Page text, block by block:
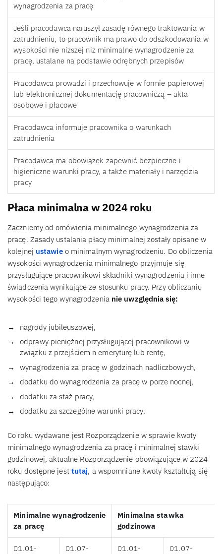
wynagrodzenia za pracę
Jeśli pracodawca naruszył zasadę równego traktowania w
zatrudnieniu, to pracownik ma prawo do odszkodowania w
wysokości nie niższej niż minimalne wynagrodzenie za
pracę, ustalane na podstawie odrębnych przepisów
Pracodawca prowadzi i przechowuje w formie papierowej
lub elektronicznej dokumentację pracowniczą – akta
osobowe i płacowe
Pracodawca informuje pracownika o warunkach
zatrudnienia
Pracodawca ma obowiązek zapewnić bezpieczne i
higieniczne warunki pracy, a także materiały i narzędzia
pracy
Płaca minimalna w 2024 roku
Zaczniemy od omówienia minimalnego wynagrodzenia za
pracę. Zasady ustalania płacy minimalnej zostały opisane w
kolejnej ustawieo minimalnym wynagrodzeniu. Do obliczenia
wysokości wynagrodzenia minimalnego przyjmuje się
przysługujące pracownikowi składniki wynagrodzenia i inne
świadczenia wynikające ze stosunku pracy. Przy obliczaniu
wysokości tego wynagrodzenianie uwzględnia się:
nagrody jubileuszowej,
odprawy pieniężnej przysługującej pracownikowi w
związku z przejściem n emeryturę lub rentę,
wynagrodzenia za pracę w godzinach nadliczbowych,
dodatku do wynagrodzenia za pracę w porze nocnej,
dodatku za staż pracy,
dodatku za szczególne warunki pracy.
Co roku wydawane jest Rozporządzenie w sprawie kwoty
minimalnego wynagrodzenia za pracę i minimalnej stawki
godzinowej, aktualne Rozporządzenie obowiązujące w 2024
roku dostępne jest tutaj, a wspomniane kwoty kształtują się
następująco:
Minimalne wynagrodzenie
za pracę
Minimalna stawka
godzinowa
01.01- 01.07- 01.01- 01.07-